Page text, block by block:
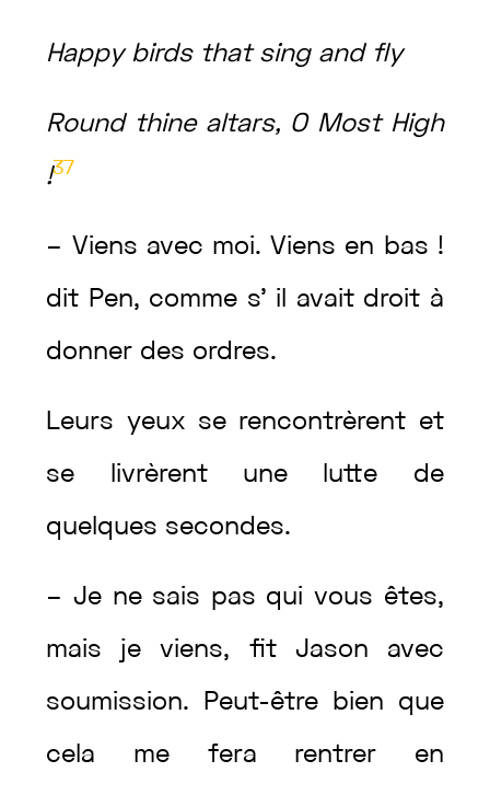
Happy birds that sing and fly
Round thine altars, O Most High
!37
– Viens avec moi. Viens en bas !
dit Pen, comme s’ il avait droit à
donner des ordres.
Leurs yeux se rencontrèrent et
se livrèrent une lutte de
quelques secondes.
– Je ne sais pas quivous êtes,
mais jeviens, fit Jason avec
soumission. Peut-être bien que
cela me fera rentrer en